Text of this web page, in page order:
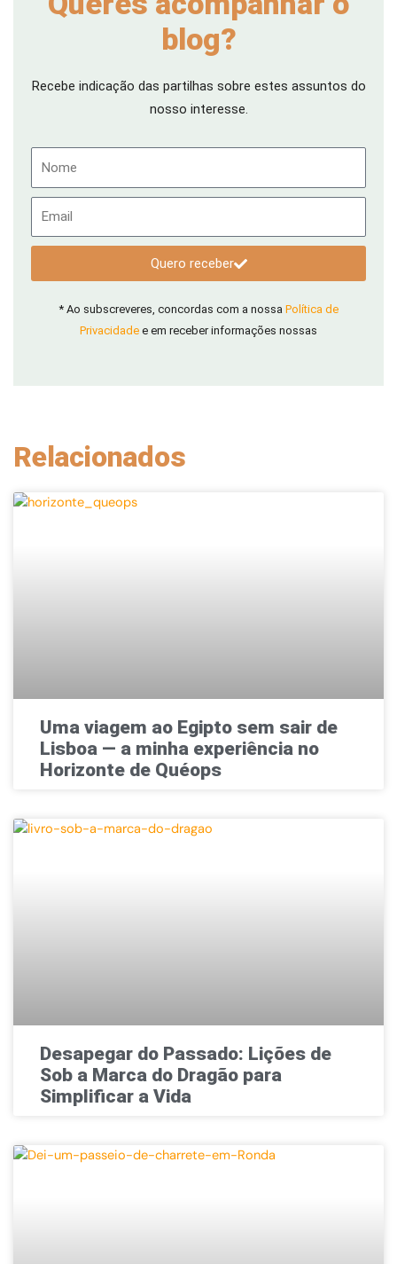
blog?
Recebe indicação das partilhas sobre estes assuntos do
nosso interesse.
Quero receber
* Ao subscreveres, concordas com a nossa Política de
Privacidade e em receber informações nossas
Relacionados
Uma viagem ao Egipto sem sair de
Lisboa — a minha experiência no
Horizonte de Quéops
Desapegar do Passado: Lições de
Sob a Marca do Dragão para
Simplificar a Vida